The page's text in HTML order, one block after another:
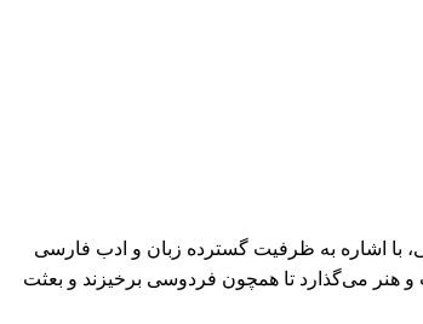
با اشاره به ظرفیت گسترده زبان و ادب فارسی
هنر می‌گذارد تا همچون فردوسی برخیزند و بعثت